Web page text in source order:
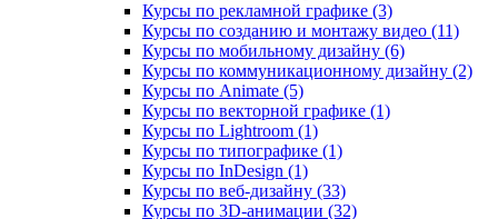
Курсы по рекламной графике (3)
Курсы по созданию и монтажу видео (11)
Курсы по мобильному дизайну (6)
Курсы по коммуникационному дизайну (2)
Курсы по Animate (5)
Курсы по векторной графике (1)
Курсы по Lightroom (1)
Курсы по типографике (1)
Курсы по InDesign (1)
Курсы по веб‑дизайну (33)
Курсы по 3D‑анимации (32)